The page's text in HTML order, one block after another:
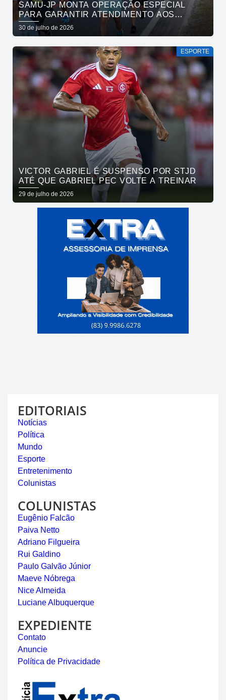
SAMU-JP MONTA OPERAÇÃO ESPECIAL
PARA GARANTIR ATENDIMENTO AOS
ATLETAS DA MARATONA INTERNACIONAL
DE JOÃO PESSOA
30 de julho de 2026
ESPORTE
VICTOR GABRIEL É SUSPENSO POR STJD
ATÉ QUE GABRIEL PEC VOLTE A TREINAR
29 de julho de 2026
EDITORIAIS
Notícias
Política
Mundo
Esporte
Entretenimento
Colunistas
COLUNISTAS
Eugênio Falcão
Paiva Netto
Adriano Filgueira
Rui Galdino
Paulo Galvão Júnior
Maeve Nóbrega
Nice Almeida
Luciane Albuquerque
EXPEDIENTE
Contato
Anuncie
Política de Privacidade